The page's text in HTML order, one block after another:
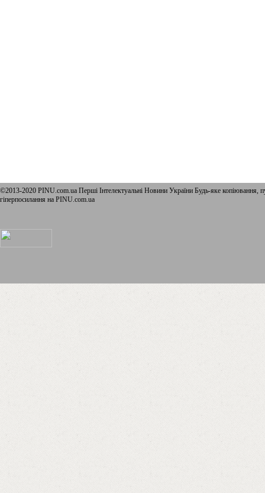
©2013-2020 PINU.com.ua Перші Інтелектуальні Новини України Будь-яке копiювання,
гіперпосилання на PINU.com.ua